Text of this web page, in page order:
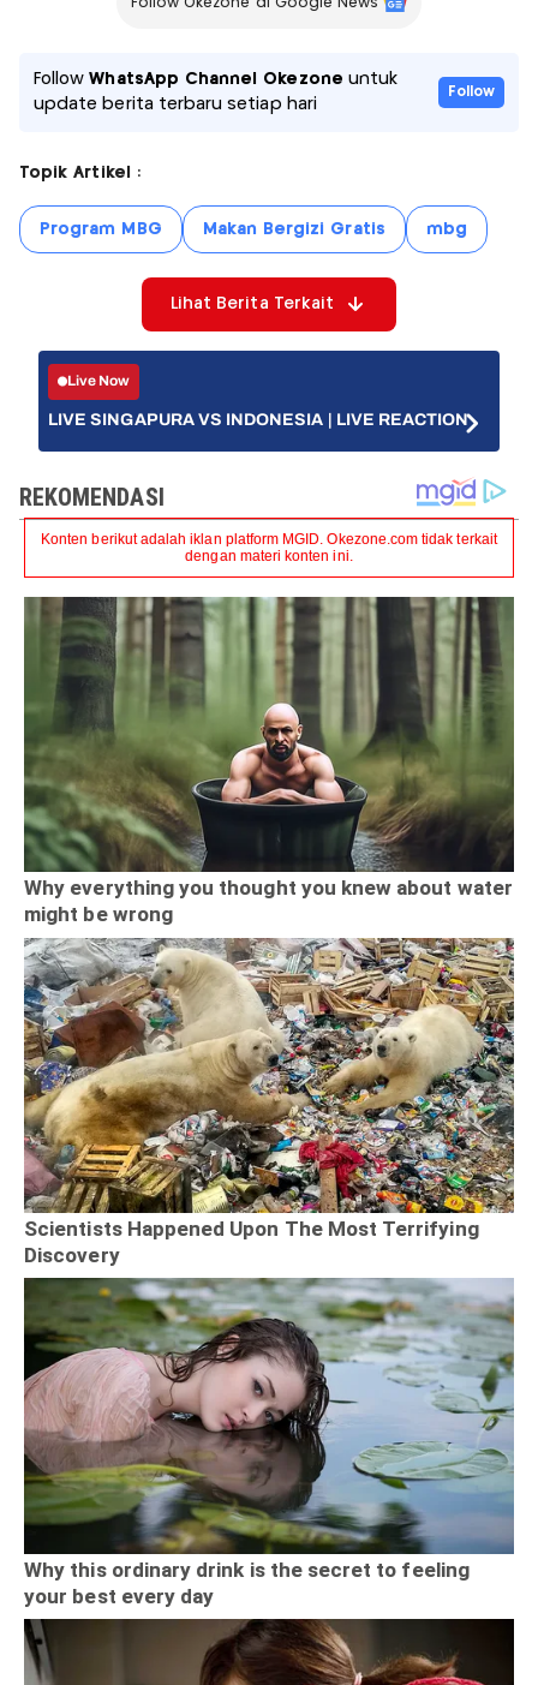
FollowWhatsApp Channel Okezone untuk
update berita terbaru setiap hari
Follow
Topik Artikel :
Program MBG Makan Bergizi Gratis mbg
Lihat Berita Terkait
Live Now
LIVE SINGAPURA VS INDONESIA | LIVE REACTION